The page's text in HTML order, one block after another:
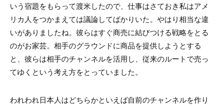
いう宿題をもらって渡米したので、仕事はさておき私はアメ
リカ人をつかまえては議論してばかりいた。やはり相当な違
いがありましたね。彼らはすぐ商売に結びつける戦略をとる
のがお家芸。相手のグラウンドに商品を提供しようとする
と、彼らは相手のチャンネルを活用し、従来のルートで売っ
てゆくという考え方をとっていました。
われわれ日本人はどちらかといえば自前のチャンネルを作り